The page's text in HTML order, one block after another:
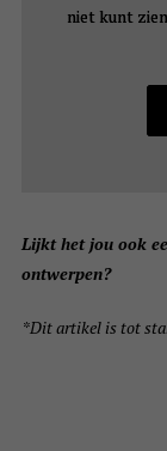
niet kunt
niet kunt
Lijkt het jou ook
ontwerpen?
*Dit artikel is tot